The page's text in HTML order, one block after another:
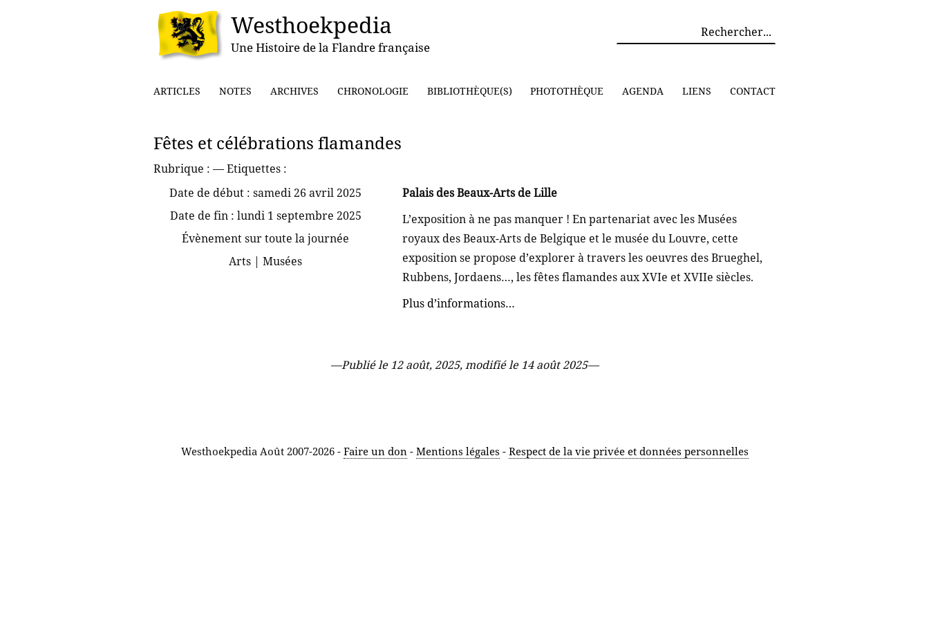
Westhoekpedia
Une Histoire de la Flandre française
ARTICLES NOTES ARCHIVES CHRONOLOGIE BIBLIOTHÈQUE(S) PHOTOTHÈQUE AGENDA LIENS CONTACT
Fêtes et célébrations flamandes
Rubrique : — Etiquettes :
Date de début : samedi 26 avril 2025
Date de fin : lundi 1 septembre 2025
Évènement sur toute la journée
Arts | Musées
Palais des Beaux-Arts de Lille
L’exposition à ne pas manquer ! En partenariat avec les Musées
royaux des Beaux-Arts de Belgique et le musée du Louvre, cette
exposition se propose d’explorer à travers les oeuvres des Brueghel,
Rubbens, Jordaens…, les fêtes flamandes aux XVIe et XVIIe siècles.
Plus d’informations…
—Publié le 12 août, 2025, modifié le 14 août 2025—
Westhoekpedia Août 2007-2026 - Faire un don- Mentions légales - Respect de la vie privée et données personnelles